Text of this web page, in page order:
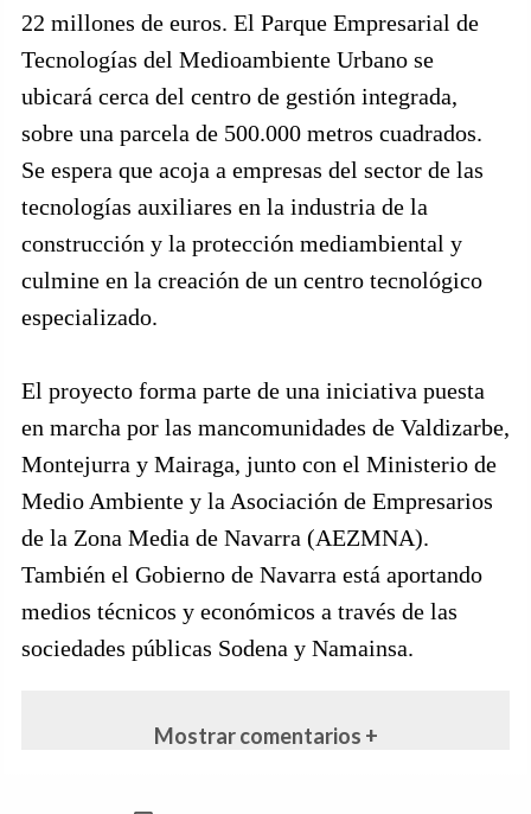
22 millones de euros. El Parque Empresarial de
Tecnologías del Medioambiente Urbano se
ubicará cerca del centro de gestión integrada,
sobre una parcela de 500.000 metros cuadrados.
Se espera que acoja a empresas del sector de las
tecnologías auxiliares en la industria de la
construcción y la protección mediambiental y
culmine en la creación de un centro tecnológico
especializado.
El proyecto forma parte de una iniciativa puesta
en marcha por las mancomunidades de Valdizarbe,
Montejurra y Mairaga, junto con el Ministerio de
Medio Ambiente y la Asociación de Empresarios
de la Zona Media de Navarra (AEZMNA).
También el Gobierno de Navarra está aportando
medios técnicos y económicos a través de las
sociedades públicas Sodena y Namainsa.
Mostrar comentarios +